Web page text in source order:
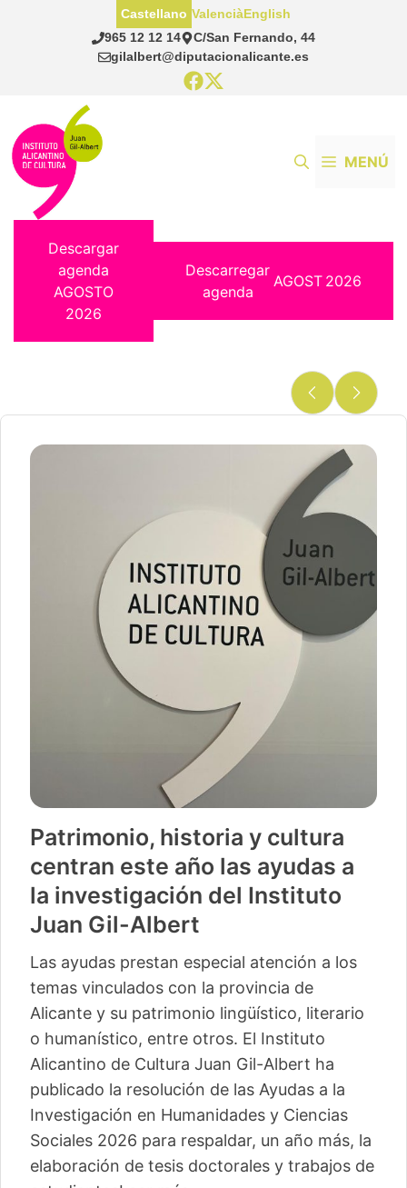
965 12 12 14
C/San Fernando, 44
gilalbert@diputacionalicante.es
Castellano ValenciàEnglish
MENÚ
Descargar
agenda
AGOSTO
2026
Descarregar
agenda
AGOST 2026
Vuelve «Cultura-500» con
actividades para 13 pequeños
municipios más
La segunda edición de este ciclo del Instituto
Alicantino de Cultura Juan Gil-Albert
comienza este sábado en Camp de Mirra
con un taller de percusión de Pakito Baeza
La segunda edición del ciclo ‘Cultura -500’
del Instituto Alicantino de Cultura Juan Gil-
Albert llegará este verano a trece
localidades, con loLeer más
04/06/2026